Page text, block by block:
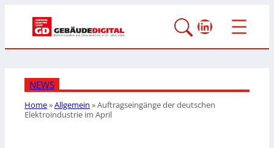
LinkedIn
NEWS
Home»Allgemein »Auftragseingänge der deutschen
Elektroindustrie im April